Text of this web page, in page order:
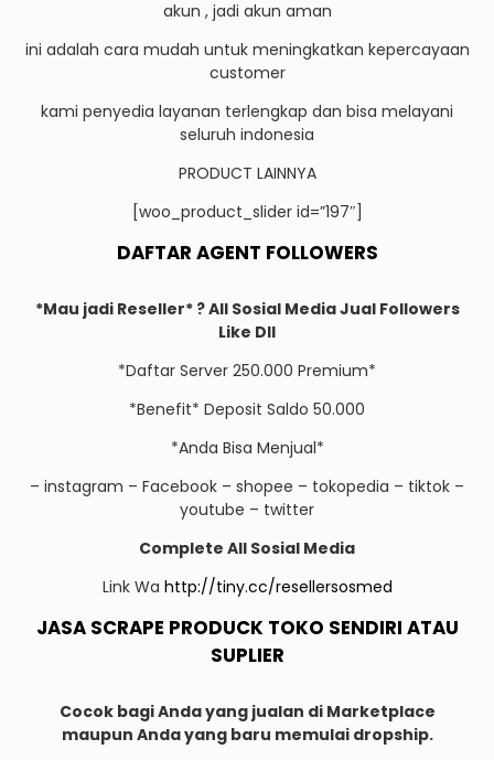
akun , jadi akun aman
ini adalah cara mudah untuk meningkatkan kepercayaan
customer
kami penyedia layanan terlengkap dan bisa melayani
seluruh indonesia
PRODUCT LAINNYA
[woo_product_slider id=”197″]
DAFTAR AGENT FOLLOWERS
*Mau jadi Reseller* ? All Sosial Media Jual Followers
Like Dll
*Daftar Server 250.000 Premium*
*Benefit* Deposit Saldo 50.000
*Anda Bisa Menjual*
– instagram – Facebook – shopee – tokopedia – tiktok –
youtube – twitter
Complete All Sosial Media
Link Wa http://tiny.cc/resellersosmed
JASA SCRAPE PRODUCK TOKO SENDIRI ATAU
SUPLIER
Cocok bagi Anda yang jualan di Marketplace
maupun Anda yang baru memulai dropship.